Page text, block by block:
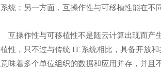
系统；另一方面，互操作性与可移植性能在不
互操作性与可移植性不是随云计算出现而产
植性，只不过与传统 IT 系统相比，具备开放
意味着多个单位组织的数据和应用并存，并且